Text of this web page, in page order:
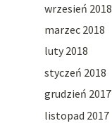
wrzesień 2018
marzec 2018
luty 2018
styczeń 2018
grudzień 2017
listopad 2017